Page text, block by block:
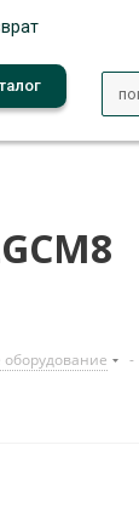
оборудование -